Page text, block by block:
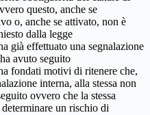
questo, anche se
o, anche se attivato, non è
dalla legge
già effettuato una segnalazione
avuto seguito
fondati motivi di ritenere che,
interna, alla stessa non
ovvero che la stessa
un rischio di